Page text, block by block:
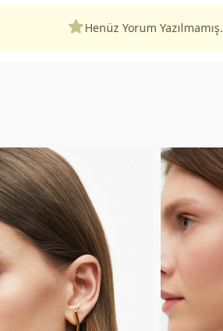
Henüz Yorum Yazılmamış.